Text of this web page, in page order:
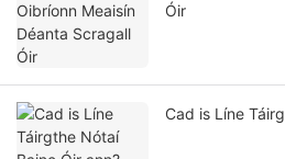
Óir
Cad is Líne